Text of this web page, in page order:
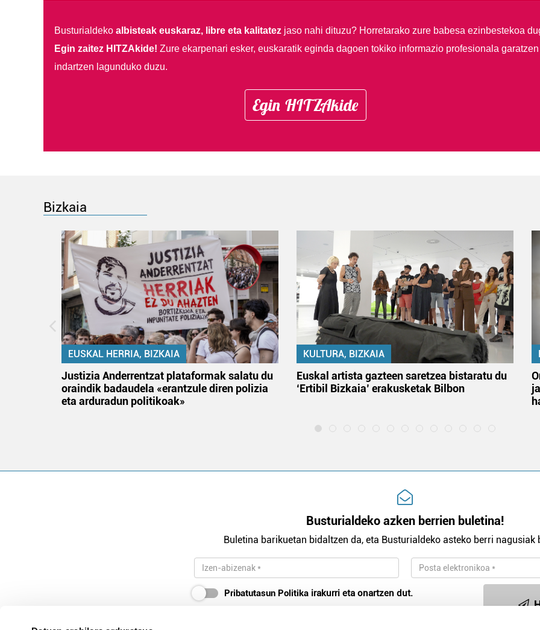
Busturialdeko albisteak euskaraz, libre eta kalitatezjaso nahi dituzu? Horretarako zure babesa ezinbestekoa
Egin zaitez HITZAkide! Zure ekarpenari esker, euskaratik eginda dagoen tokiko informazio profesionala garatzen
indartzen lagunduko duzu.
Egin HITZAkide
Bizkaia
EUSKAL HERRIA, BIZKAIA
Justizia Anderrentzat plataformak salatu du
oraindik badaudela «erantzule diren polizia
eta arduradun politikoak»
KULTURA, BIZKAIA
Euskal artista gazteen saretzea bistaratu du
‘Ertibil Bizkaia’ erakusketak Bilbon
Busturialdeko azken berrien buletina!
Buletina barikuetan bidaltzen da, eta Busturialdeko asteko berri nagusiak
Pribatutasun Politika irakurri eta onartzen dut.